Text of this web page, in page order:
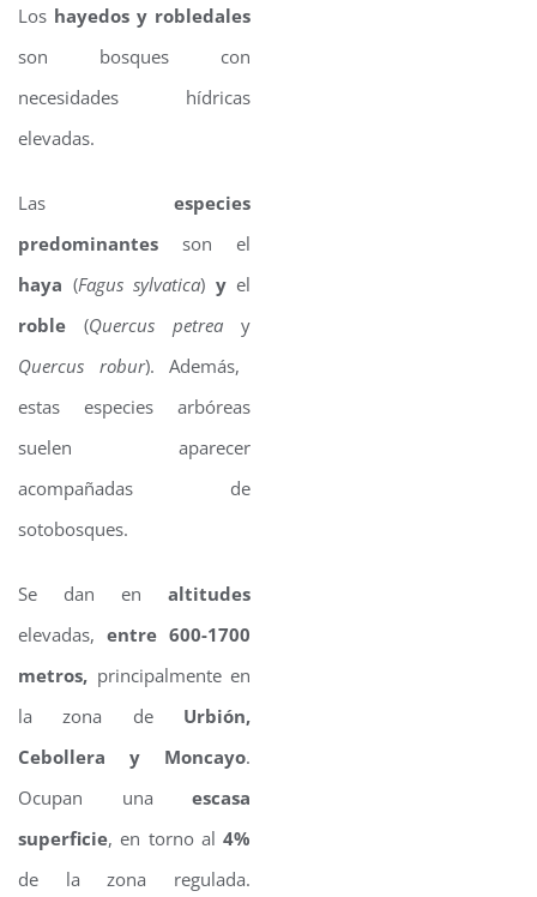
Los hayedos y robledales
son bosques con
necesidades hídricas
elevadas.
Las especies
predominantes son el
haya (Fagus sylvatica) yel
roble (Quercus petrea y
Quercus robur). Además,
estas especies arbóreas
suelen aparecer
acompañadas de
sotobosques.
Se dan en altitudes
elevadas, entre 600-1700
metros, principalmente en
la zona de Urbión,
Cebollera y Moncayo.
Ocupan una escasa
superficie, en torno al 4%
de la zona regulada.